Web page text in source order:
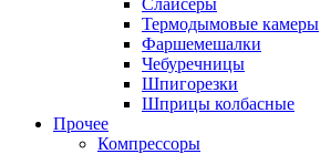
Термодымовые камеры
Фаршемешалки
Чебуречницы
Шпигорезки
Шприцы колбасные
Прочее
Компрессоры